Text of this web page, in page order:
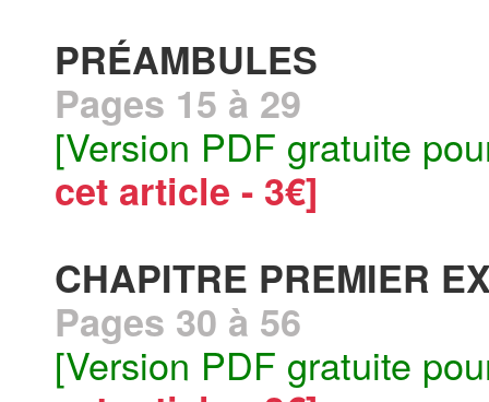
PRÉAMBULES
Pages 15 à 29
[Version PDF gratuite
cet article - 3€]
CHAPITRE PREMIER
Pages 30 à 56
[Version PDF gratuite